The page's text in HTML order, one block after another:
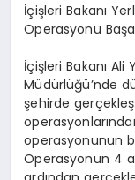
İçişleri Bakanı
Operasyonu
İçişleri Bakanı Ali
Müdürlüğü’nde
şehirde
operasyonunun
Operasyonun 4